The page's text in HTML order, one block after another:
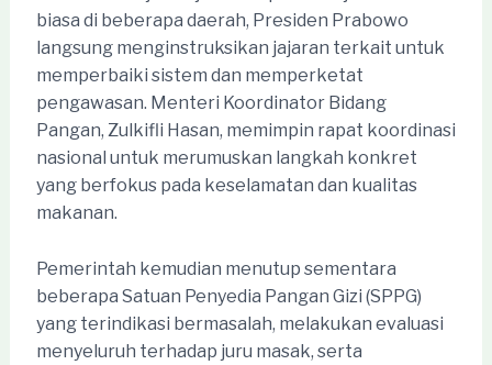
biasa di beberapa daerah, Presiden Prabowo
langsung menginstruksikan jajaran terkait untuk
memperbaiki sistem dan memperketat
pengawasan. Menteri Koordinator Bidang
Pangan, Zulkifli Hasan, memimpin rapat koordinasi
nasional untuk merumuskan langkah konkret
yang berfokus pada keselamatan dan kualitas
makanan.
Pemerintah kemudian menutup sementara
beberapa Satuan Penyedia Pangan Gizi (SPPG)
yang terindikasi bermasalah, melakukan evaluasi
menyeluruh terhadap juru masak, serta